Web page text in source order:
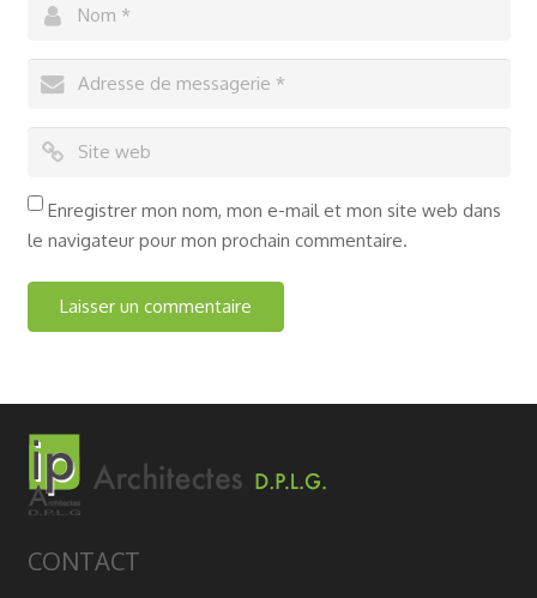
Enregistrer mon nom, mon e-mail et mon site web dans
le navigateur pour mon prochain commentaire.
CONTACT